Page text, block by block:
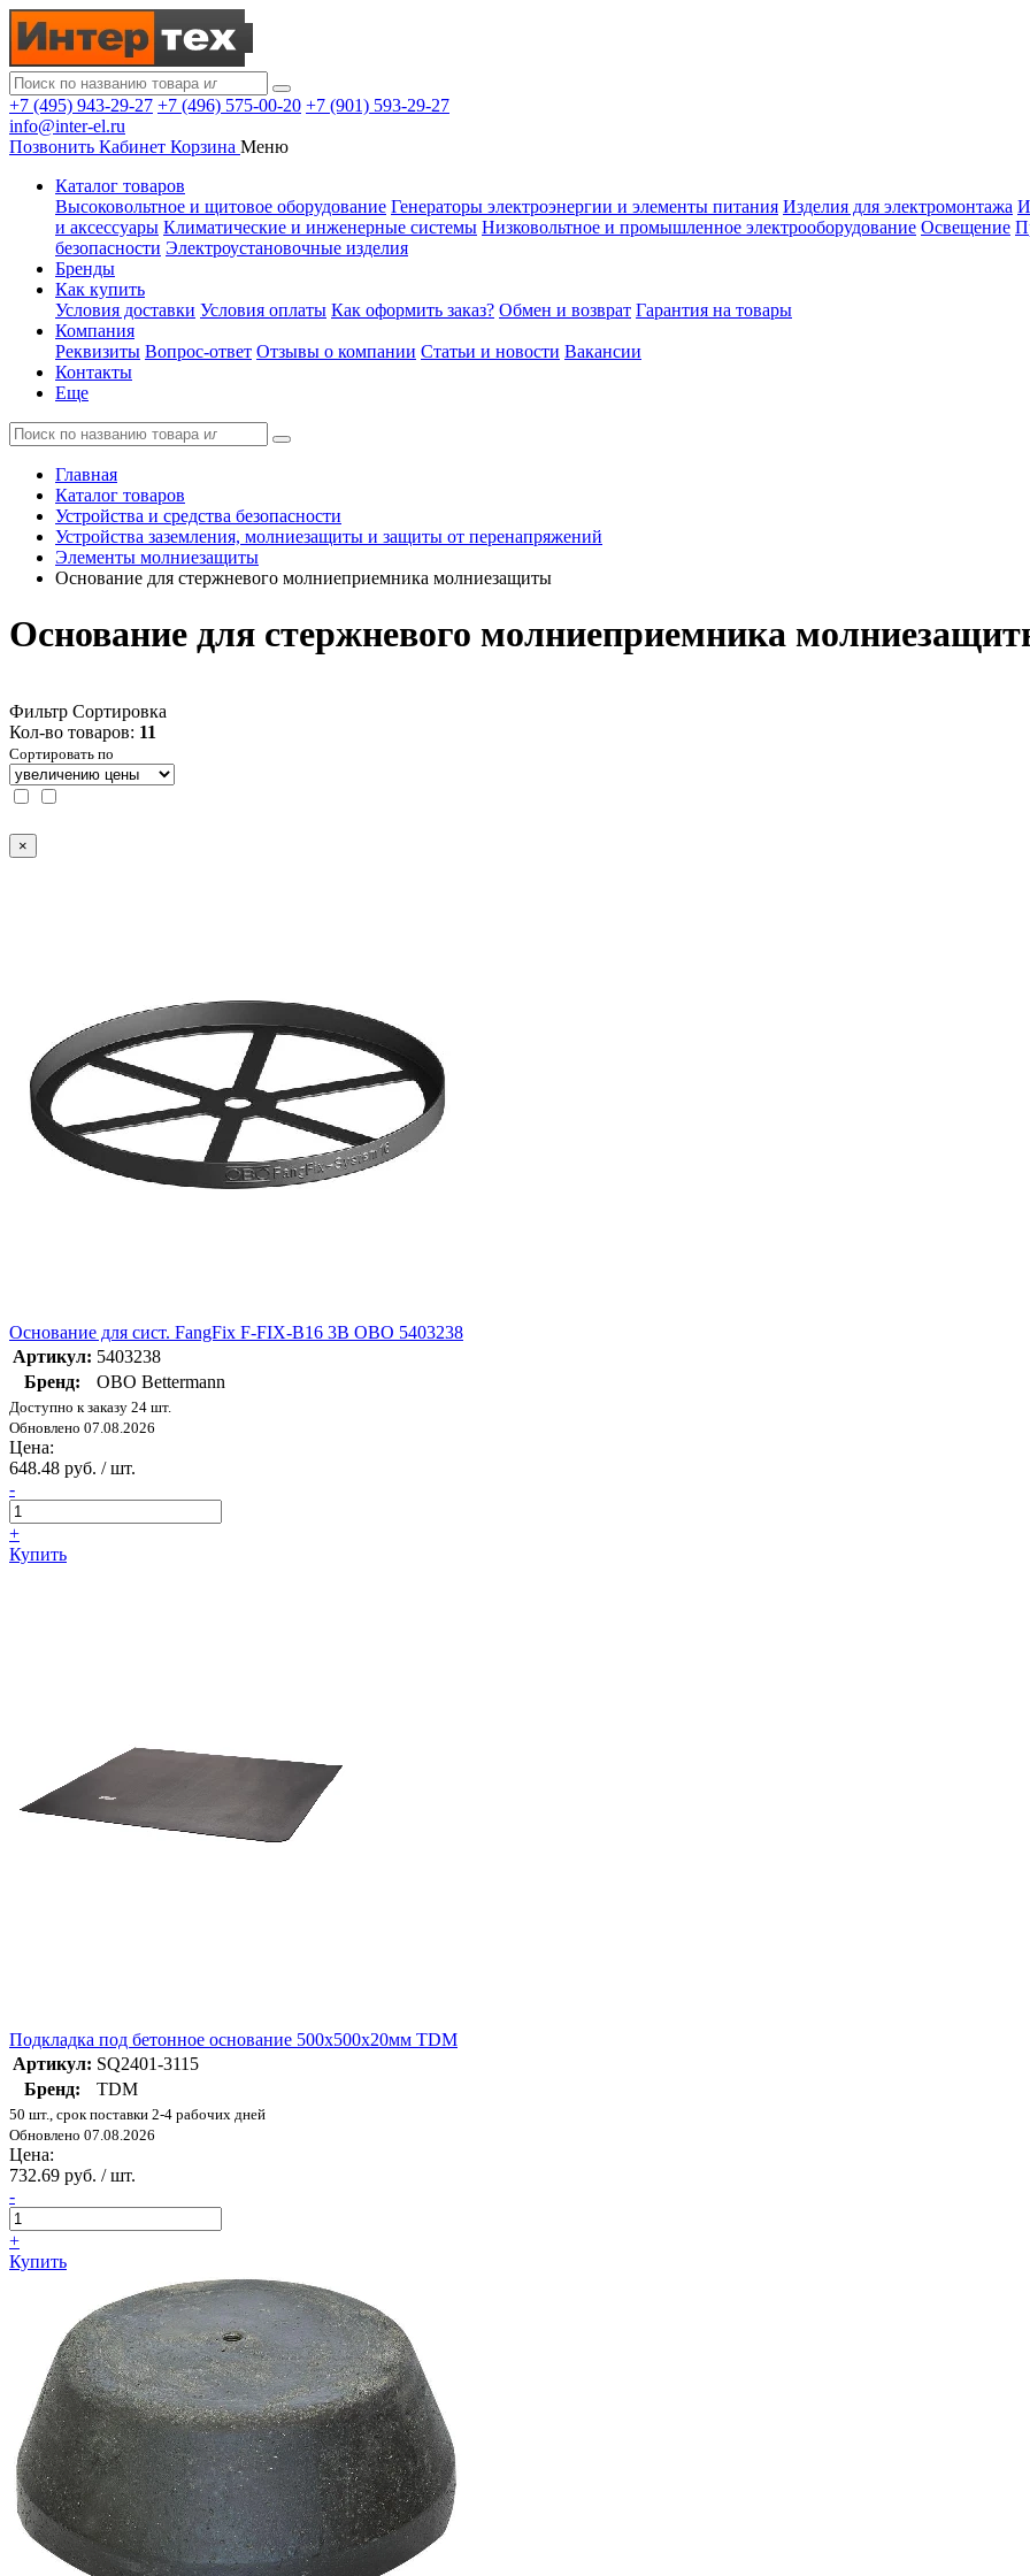
+7 (495) 943-29-27 +7 (496) 575-00-20 +7 (901) 593-29-27
info@inter-el.ru
Позвонить Кабинет Корзина Меню
Каталог товаров
Высоковольтное и щитовое оборудование Генераторы электроэнергии и элементы питания Изделия для электромонтажа
и аксессуары Климатические и инженерные системы Низковольтное и промышленное электрооборудование Освещение
безопасности Электроустановочные изделия
Бренды
Как купить
Условия доставки Условия оплаты Как оформить заказ? Обмен и возврат Гарантия на товары
Компания
Реквизиты Вопрос-ответ Отзывы о компании Статьи и новости Вакансии
Контакты
Еще
Главная
Каталог товаров
Устройства и средства безопасности
Устройства заземления, молниезащиты и защиты от перенапряжений
Элементы молниезащиты
Основание для стержневого молниеприемника молниезащиты
Основание для стержневого молниеприемника
Фильтр Сортировка
Кол-во товаров: 11
Сортировать по
×
Основание для сист. FangFix F-FIX-B16 3B OBO 5403238
Артикул: 5403238
Бренд:
OBO Bettermann
Доступно к заказу 24 шт.
Обновлено 07.08.2026
Цена:
648.48 руб. / шт.
-
+
Купить
Подкладка под бетонное основание 500х500х20мм TDM
Артикул: SQ2401-3115
Бренд:
TDM
50 шт., срок поставки 2-4 рабочих дней
Обновлено 07.08.2026
Цена:
732.69 руб. / шт.
-
+
Купить